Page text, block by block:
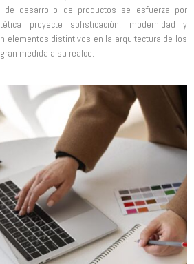
de desarrollo de productos se esfuerza por
proyecte sofisticación, modernidad y
elementos distintivos en la arquitectura de los
medida a su realce.